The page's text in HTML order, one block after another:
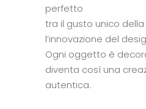
perfetto
tra il gusto unico
l’innovazione del
Ogni oggetto è
diventa così una
autentica.